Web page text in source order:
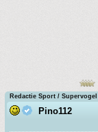
Redactie Sport / Supervogel
Pino112